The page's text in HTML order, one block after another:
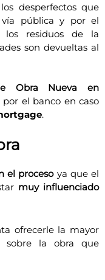
desperfectos que
vía pública y por el
los residuos de la
son devueltas al
Obra Nueva en
por el banco en caso
.
el procesoya que el
muy influenciado
ofrecerle la mayor
sobre la obra que